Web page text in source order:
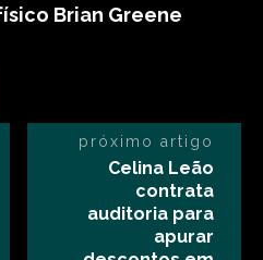
Brian Greene
próximo artigo
Celina Leão
contrata
auditoria para
apurar